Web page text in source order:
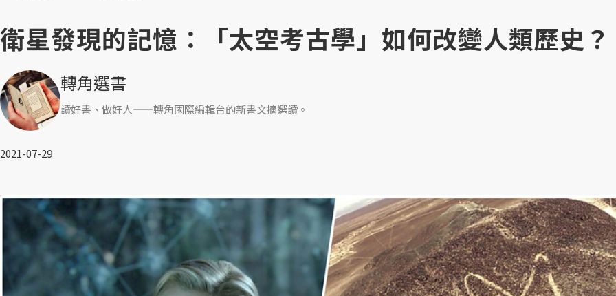
衛星發現的記憶：「太空考古學」如何改變人類歷史？
轉角選書
讀好書、做好人——轉角國際編輯台的新書文摘選讀。
2021-07-29